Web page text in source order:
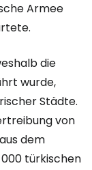
Armee
die
wurde,
Städte.
von
dem
türkischen